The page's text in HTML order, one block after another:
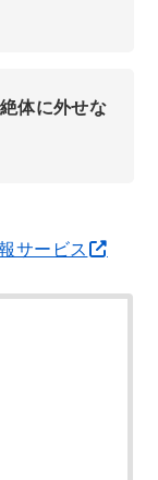
体に外せな
サービス